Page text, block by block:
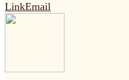
LinkEmail